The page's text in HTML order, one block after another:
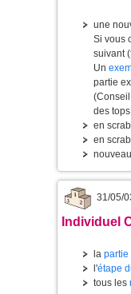
une
Si vous
suivant
Un
partie
des
en
en
31/05/
Individuel
la partie
l'étape
tous les